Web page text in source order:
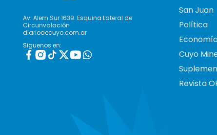
Av. Alem Sur 1639. Esquina Lateral de
Circunvalación
diariodecuyo.com.ar
Siguenos en:
San Juan
Política
Cuyo
Revista